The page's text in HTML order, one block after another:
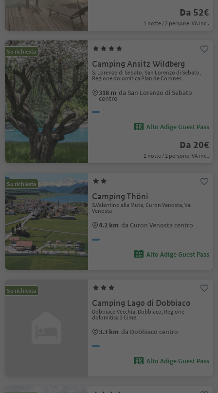
Da 52€
1 notte / 2 persone IVA incl.
Su richiesta
Camping Ansitz Wildberg
S. Lorenzo di Sebato, San Lorenzo di Sebato,
Regione dolomitica Plan de Corones
318 m da San Lorenzo di Sebato
centro
Alto Adige Guest Pass
Da 20€
1 notte / 2 persone IVA incl.
Su richiesta
Camping Thöni
S.Valentino alla Muta, Curon Venosta, Val
Venosta
4.2 km da Curon Venosta centro
Alto Adige Guest Pass
Su richiesta
Camping Lago di Dobbiaco
Dobbiaco Vecchia, Dobbiaco, Regione
dolomitica 3 Cime
3.3 km da Dobbiaco centro
Alto Adige Guest Pass